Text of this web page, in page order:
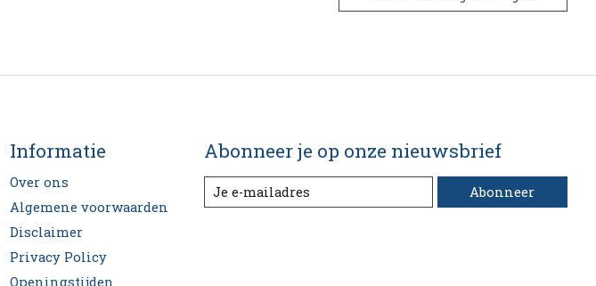
Informatie
Over ons
Algemene voorwaarden
Disclaimer
Privacy Policy
Openingstijden
Abonneer je op onze nieuwsbrief
Abonneer